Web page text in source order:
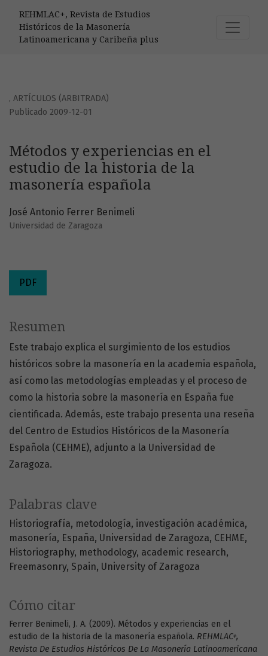
REHMLAC+, Revista de Estudios
Históricos de la Masonería
Latinoamericana y Caribeña plus
, ARTÍCULOS (ARBITRADA)
Métodos y experiencias en el
estudio de la historia de la
masonería española
Publicado 2009-12-01
José Antonio Ferrer Benimeli
Universidad de Zaragoza
PDF
Palabras clave
Historiografía metodología investigación académica
masonería
España Universidad de Zaragoza CEHME
Historiography methodology academic research
Freemasonry Spain University of Zaragoza
Cómo citar
Ferrer Benimeli, J. A. (2009). Métodos y experiencias en el
estudio de la historia de la masonería española. REHMLAC+,
Revista De Estudios Históricos De La Masonería Latinoamericana
Resumen
Este trabajo explica el surgimiento de los estudios
históricos sobre la masonería en la academia española,
así como las metodologías empleadas y el proceso de
como la historia sobre la masonería en España fue
cientificada. Además, este trabajo presenta una reseña
del Centro de Estudios Históricos de la Masonería
Española (CEHME), adjunto a la Universidad de
Zaragoza.